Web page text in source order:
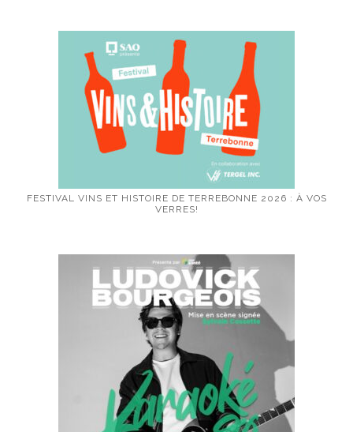
FESTIVAL VINS ET HISTOIRE DE TERREBONNE 2026 : À VOS
VERRES!